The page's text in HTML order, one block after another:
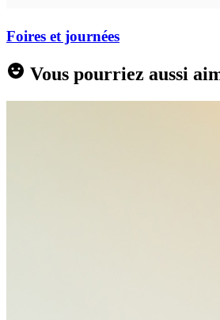
Foires et journées
Vous pourriez aussi